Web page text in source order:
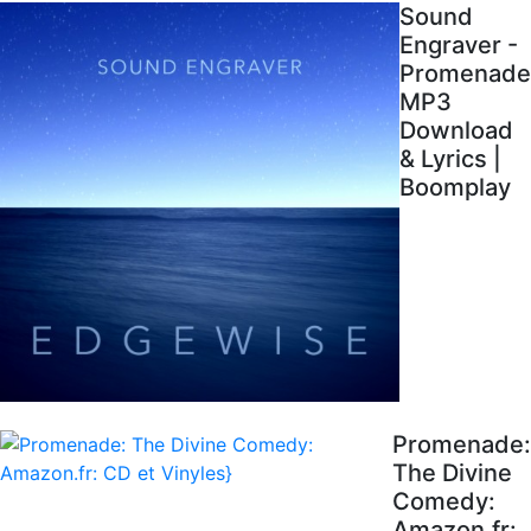
Sound
Engraver -
Promenade
MP3
Download
& Lyrics |
Boomplay
Promenade:
The Divine
Comedy: